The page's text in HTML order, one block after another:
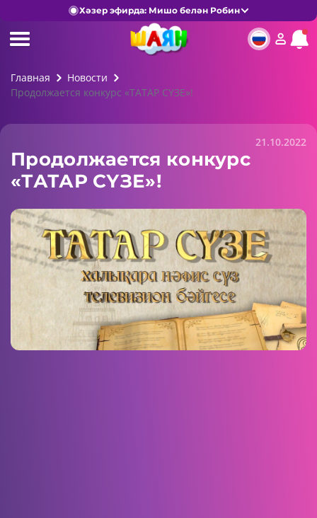
Хәзер эфирда: Мишо белән Робин
Главная
Новости
Продолжается конкурс «ТАТАР СҮЗЕ»!
21.10.2022
Продолжается конкурс
«ТАТАР СҮЗЕ»!